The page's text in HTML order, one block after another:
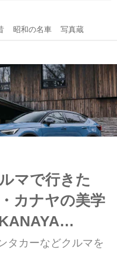
昭和の名車 写真蔵
マで行きた
カナヤの美学
金谷リ
タカーなどクルマを